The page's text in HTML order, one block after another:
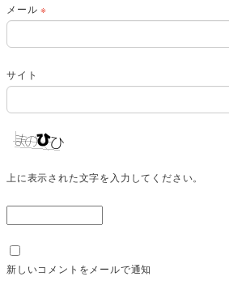
メール※
サイト
上に表示された文字を入力してください。
新しいコメントをメールで通知